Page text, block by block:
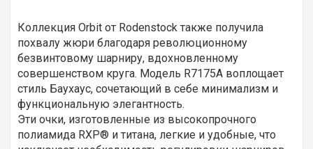
Коллекция Orbit от Rodenstock также получила
похвалу жюри благодаря революционному
безвинтовому шарниру, вдохновленному
совершенством круга. Модель R7175A воплощает
стиль Баухаус, сочетающий в себе минимализм и
функциональную элегантность.
Эти очки, изготовленные из высокопрочного
полиамида RXP® и титана, легкие и удобные, что